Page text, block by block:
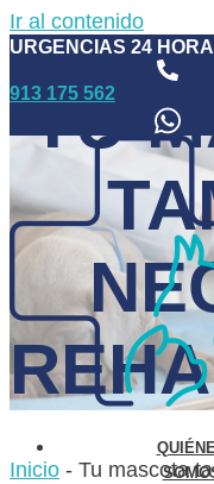
Ir al contenido
URGENCIAS 24
913 175 562
TU
Inicio - Tu mascota